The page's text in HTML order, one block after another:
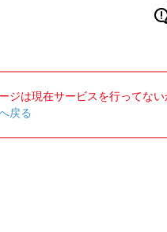
ジは現在サービスを行ってな
戻る